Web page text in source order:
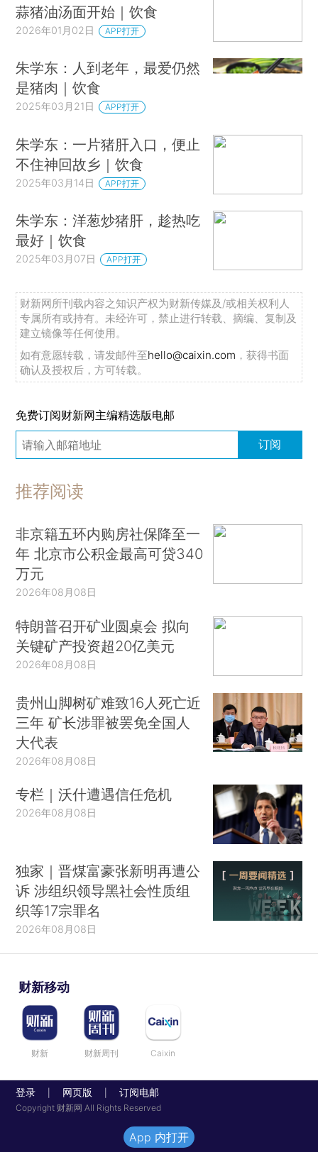
蒜猪油汤面开始｜饮食
2026年01月02日 APP打开
朱学东：人到老年，最爱仍然
是猪肉｜饮食
2025年03月21日 APP打开
朱学东：一片猪肝入口，便止
不住神回故乡｜饮食
2025年03月14日 APP打开
朱学东：洋葱炒猪肝，趁热吃
最好｜饮食
2025年03月07日 APP打开
财新网所刊载内容之知识产权为财新传媒及/或相关权利人
专属所有或持有。未经许可，禁止进行转载、摘编、复制及
建立镜像等任何使用。
如有意愿转载，请发邮件至hello@caixin.com ，获得书面
确认及授权后，方可转载。
免费订阅财新网主编精选版电邮
订阅
推荐阅读
非京籍五环内购房社保降至一
年 北京市公积金最高可贷340
万元
2026年08月08日
特朗普召开矿业圆桌会 拟向
关键矿产投资超20亿美元
2026年08月08日
贵州山脚树矿难致16人死亡近
三年 矿长涉罪被罢免全国人
大代表
2026年08月08日
专栏｜沃什遭遇信任危机
2026年08月08日
独家｜晋煤富豪张新明再遭公
诉 涉组织领导黑社会性质组
织等17宗罪名
2026年08月08日
财新移动
财新 财新周刊 Caixin
登录 网页版 订阅电邮
Copyright 财新网 All Rights Reserved
App 内打开